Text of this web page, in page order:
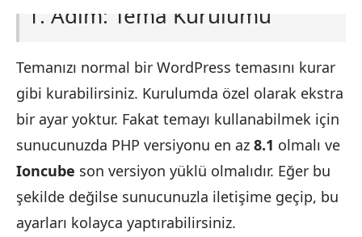
1. Adım: Tema Kurulumu
Temanızı normal bir WordPress temasını kurar
gibi kurabilirsiniz. Kurulumda özel olarak ekstra
bir ayar yoktur. Fakat temayı kullanabilmek için
sunucunuzda PHP versiyonu en az 8.1 olmalı ve
Ioncube son versiyon yüklü olmalıdır. Eğer bu
şekilde değilse sunucunuzla iletişime geçip, bu
ayarları kolayca yaptırabilirsiniz.